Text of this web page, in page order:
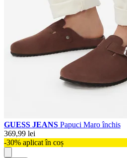
GUESS JEANS Papuci Maro închis
369,99 lei
-30% aplicat în coș